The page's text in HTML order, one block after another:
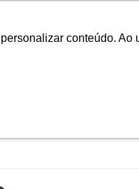
conteúdo. Ao